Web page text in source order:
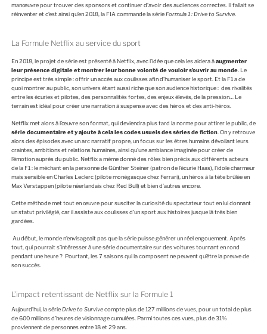
manœuvre pour trouver des sponsors et continuer d’avoir des audiences correctes. Il fallait se
réinventer et c’est ainsi qu’en 2018, la FIA commande la sérieFormula 1 : Drive to Survive.
La Formule Netflix au service du sport
En 2018, le projet de série est présenté à Netflix, avec l’idée que cela les aidera àaugmenter
leur présence digitale et montrer leur bonne volonté de vouloir s’ouvrir au monde. Le
principe est très simple : offrir un accès aux coulisses afin d’humaniser le sport. Et la F1 a de
quoi montrer au public, son univers étant aussi riche que son audience historique : des rivalités
entre les écuries et pilotes, des personnalités fortes, des enjeux élevés, de la pression… Le
terrain est idéal pour créer une narration à suspense avec des héros et des anti-héros.
Netflix met alors à l’œuvre son format, qui deviendra plus tard la norme pour attirer le public, de
série documentaire et y ajoute à cela les codes usuels des séries de fiction. On y retrouve
alors des épisodes avec un arc narratif propre, un focus sur les êtres humains dévoilant leurs
craintes, ambitions et relations humaines, ainsi qu’une ambiance imaginée pour créer de
l’émotion auprès du public. Netflix a même donné des rôles bien précis aux différents acteurs
de la F1 : le méchant en la personne de Günther Steiner (patron de l’écurie Haas), l’idole charmeur
mais sensible en Charles Leclerc (pilote monégasque chez Ferrari), un héros à la tête brûlée en
Max Verstappen (pilote néerlandais chez Red Bull) et bien d’autres encore.
Cette méthode met tout en œuvre pour susciter la curiosité du spectateur tout en lui donnant
un statut privilégié, car il assiste aux coulisses d’un sport aux histoires jusque là très bien
gardées.
Au début, le monde n’envisageait pas que la série puisse générer un réel engouement. Après
tout, qui pourrait s’intéresser à une série documentaire sur des voitures tournant en rond
pendant une heure ? Pourtant, les 7 saisons qui la composent ne peuvent qu’être la preuve de
son succès.
L’impact retentissant de Netflix sur la Formule 1
Aujourd’hui, la sérieDrive to Survivecompte plus de 127 millions de vues, pour un total de plus
de 600 millions d’heures de visionnage cumulées. Parmi toutes ces vues, plus de 31%
proviennent de personnes entre 18 et 29 ans.